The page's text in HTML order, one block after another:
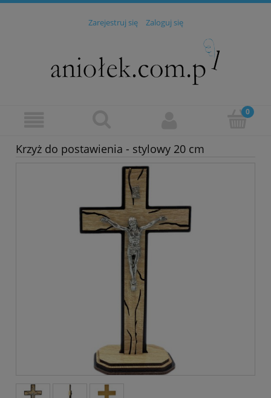
Zarejestruj się Zaloguj się
Krzyż do postawienia - stylowy 20 cm